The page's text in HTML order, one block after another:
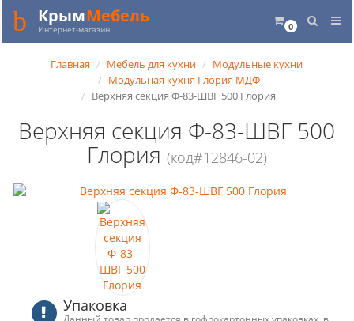
0
КрымМебель
Интернет-магазин
Главная Мебель для кухни
Модульные кухни
Модульная кухня Глория МДФ
Верхняя секция Ф-83-ШВГ 500 Глория
Верхняя секция Ф-83-ШВГ 500
Глория (код#12846-02)
Упаковка